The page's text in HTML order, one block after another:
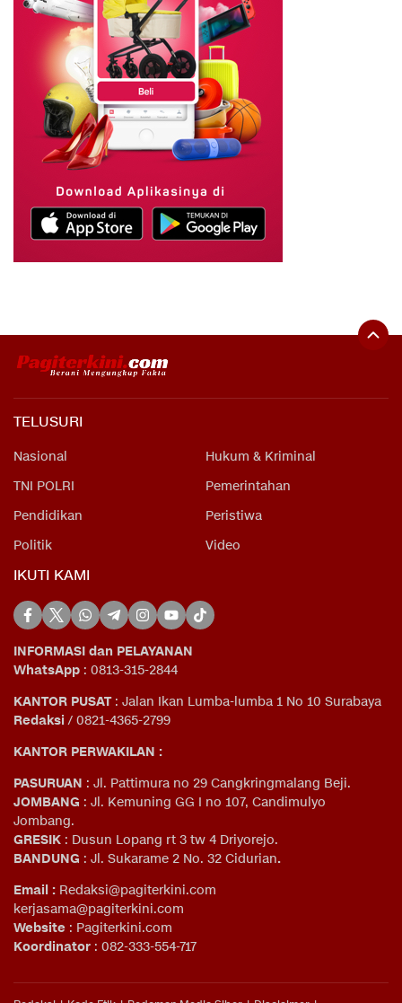
TELUSURI
Nasional
Hukum & Kriminal
TNI POLRI
Pemerintahan
Pendidikan
Peristiwa
Politik
Video
IKUTI KAMI
INFORMASI dan PELAYANAN
WhatsApp : 0813-315-2844
KANTOR PUSAT: Jalan Ikan Lumba-lumba 1 No 10 Surabaya
Redaksi / 0821-4365-2799
KANTOR PERWAKILAN :
PASURUAN : Jl. Pattimura no 29 Cangkringmalang Beji.
JOMBANG : Jl. Kemuning GG I no 107, Candimulyo
Jombang.
GRESIK : Dusun Lopang rt 3 tw 4 Driyorejo.
BANDUNG : Jl. Sukarame 2 No. 32 Cidurian.
Email : Redaksi@pagiterkini.com
kerjasama@pagiterkini.com
Website : Pagiterkini.com
Koordinator : 082-333-554-717